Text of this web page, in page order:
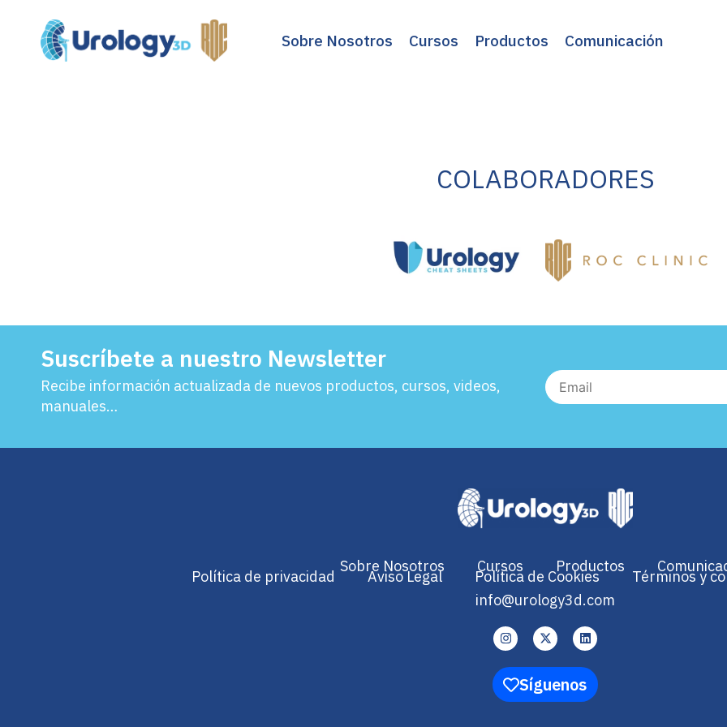
Sobre Nosotros Cursos Productos Comunicación
COLABORADORES
Suscríbete a nuestro Newsletter
Recibe información actualizada de nuevos productos, cursos, videos,
manuales…
Sobre Nosotros Cursos Productos
Política de privacidad Aviso Legal Política de Cookies
Términos y
info@urology3d.com
Síguenos